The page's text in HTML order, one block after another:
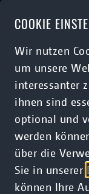
COOKIE
Wir nutzen
um unsere
interessanter
ihnen sind
optional und
werden
über die
Sie in unserer
können Ihre